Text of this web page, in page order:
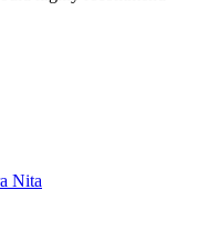
Nita